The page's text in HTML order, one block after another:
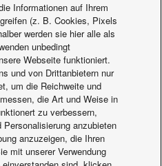
Informationen auf Ihrem
(z. B. Cookies, Pixels
werden sie hier alle als
unbedingt
Webseite funktioniert.
und von Drittanbietern nur
um die Reichweite und
die Art und Weise in
zu verbessern,
anzubieten
anzuzeigen, die Ihren
mit unserer Verwendung